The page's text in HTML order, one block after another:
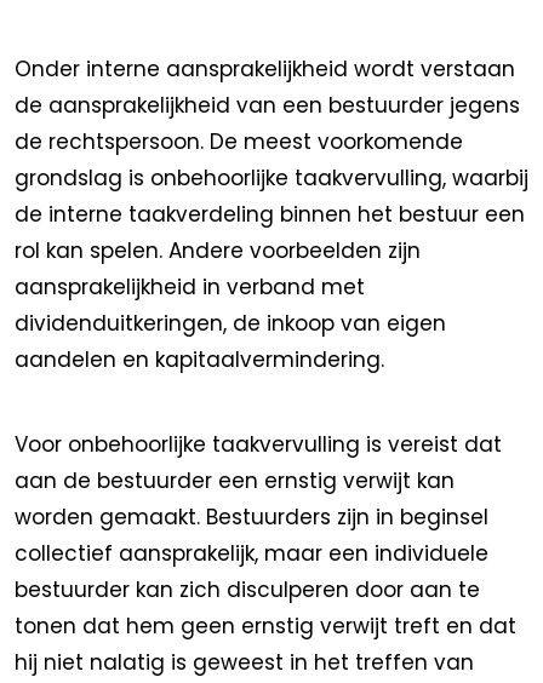
Onder interne aansprakelijkheid wordt verstaan
de aansprakelijkheid van een bestuurder jegens
de rechtspersoon. De meest voorkomende
grondslag is onbehoorlijke taakvervulling, waarbij
de interne taakverdeling binnen het bestuur een
rol kan spelen. Andere voorbeelden zijn
aansprakelijkheid in verband met
dividenduitkeringen, de inkoop van eigen
aandelen en kapitaalvermindering.
Voor onbehoorlijke taakvervulling is vereist dat
aan de bestuurder een ernstig verwijt kan
worden gemaakt. Bestuurders zijn in beginsel
collectief aansprakelijk, maar een individuele
bestuurder kan zich disculperen door aan te
tonen dat hem geen ernstig verwijt treft en dat
hij niet nalatig is geweest in het treffen van